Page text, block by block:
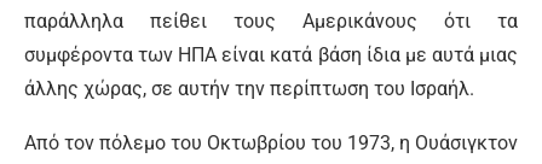
παράλληλα πείθει τους Αμερικάνους ότι τα
συμφέροντα των ΗΠΑ είναι κατά βάση ίδια με αυτά μιας
άλλης χώρας, σε αυτήν την περίπτωση του Ισραήλ.
Από τον πόλεμο του Οκτωβρίου του 1973, η Ουάσιγκτον